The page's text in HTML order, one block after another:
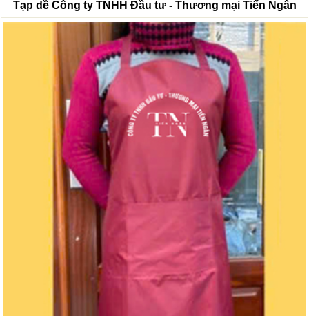
Tạp dề Công ty TNHH Đầu tư - Thương mại Tiến Ngân